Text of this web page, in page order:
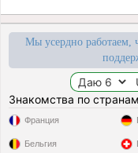
Мы усердно работаем,
Знакомства по странам
Франция
Бельгия